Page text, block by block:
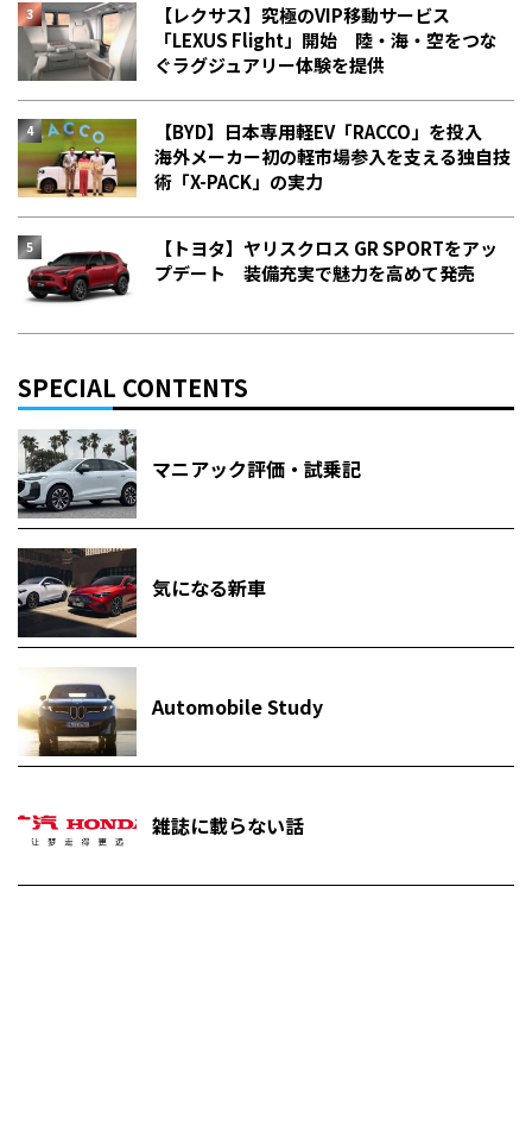
【レクサス】究極のVIP移動サービス
「LEXUS Flight」開始 陸・海・空をつな
ぐラグジュアリー体験を提供
【BYD】日本専用軽EV「RACCO」を投入
海外メーカー初の軽市場参入を支える独自技
術「X-PACK」の実力
【トヨタ】ヤリスクロス GR SPORTをアッ
プデート 装備充実で魅力を高めて発売
SPECIAL CONTENTS
マニアック評価・試乗記
気になる新車
Automobile Study
雑誌に載らない話